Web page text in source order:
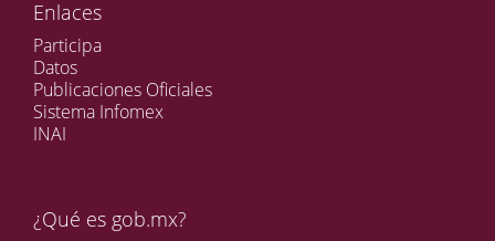
Enlaces
Participa
Datos
Publicaciones Oficiales
Sistema Infomex
INAI
¿Qué es gob.mx?